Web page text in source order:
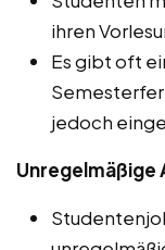
ihren
Es gibt oft
jedoch